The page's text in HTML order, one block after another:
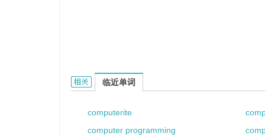
computer part的相关资料：
临近单词
computerite
computer programming